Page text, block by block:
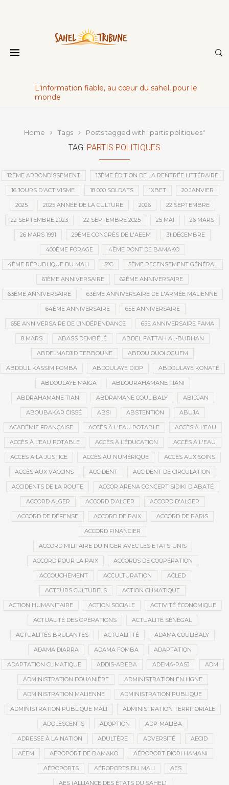
L'information fiable, au cœur du sahel, pour le
monde
Home Tags Posts tagged with "partis politiques"
TAG: PARTIS POLITIQUES
12ÈME ARRONDISSEMENT 13ÈME ÉDITION DE LA RENTRÉE LITTÉRAIRE
16 JOURS D'ACTIVISME 18 000 SOLDATS 1XBET 20 JANVIER
2025 2025 ANNÉE DE LA CULTURE 2026 22 SEPTEMBRE
22 SEPTEMBRE 2023 22 SEPTEMBRE 2025 25 MAI 26 MARS
26 MARS 1991 29ÈME CONGRÈS DE L'AEEM 31 DÉCEMBRE
400ÈME FORAGE 4ÈME PONT DE BAMAKO
4ÈME RÉPUBLIQUE DU MALI 5°C 5ÈME RECENSEMENT GÉNÉRAL
61ÈME ANNIVERSAIRE 62ÈME ANNIVERSAIRE
63ÈME ANNIVERSAIRE 63ÈME ANNIVERSAIRE DE L'ARMÉE MALIENNE
64ÈME ANNIVERSAIRE 65E ANNIVERSAIRE
65E ANNIVERSAIRE DE L’INDÉPENDANCE 65E ANNIVERSAIRE FAMA
8 MARS ABASS DEMBÉLÉ ABDEL FATTAH AL-BURHAN
ABDELMADJID TEBBOUNE ABDOU OUOLOGUEM
ABDOUL KASSIM FOMBA ABDOULAYE DIOP ABDOULAYE KONATÉ
ABDOULAYE MAÏGA ABDOURAHAMANE TIANI
ABDRAHAMANE TIANI ABDRAMANE COULIBALY ABIDJAN
ABOUBAKAR CISSÉ ABSI ABSTENTION ABUJA
ACADÉMIE FRANÇAISE ACCÈS À L'EAU POTABLE ACCÈS À L’EAU
ACCÈS À L’EAU POTABLE ACCÈS À L’ÉDUCATION ACCÈS À L'EAU
ACCÈS À LA JUSTICE ACCÈS AU NUMÉRIQUE ACCÈS AUX SOINS
ACCÈS AUX VACCINS ACCIDENT ACCIDENT DE CIRCULATION
ACCIDENTS DE LA ROUTE ACCOR ARENA CONCERT SIDIKI DIABATÉ
ACCORD ALGER ACCORD D’ALGER ACCORD D'ALGER
ACCORD DE DÉFENSE ACCORD DE PAIX ACCORD DE PARIS
ACCORD FINANCIER
ACCORD MILITAIRE DU NIGER AVEC LES ETATS-UNIS
ACCORD POUR LA PAIX ACCORDS DE COOPÉRATION
ACCOUCHEMENT ACCULTURATION ACLED
ACTEURS CULTURELS ACTION CLIMATIQUE
ACTION HUMANITAIRE ACTION SOCIALE ACTIVITÉ ÉCONOMIQUE
ACTUALITÉ DES OPÉRATIONS ACTUALITÉ SÉNÉGAL
ACTUALITÉS BRULANTES ACTUALITTÉ ADAMA COULIBALY
ADAMA DIARRA ADAMA FOMBA ADAPTATION
ADAPTATION CLIMATIQUE ADDIS-ABEBA ADEMA-PASJ ADM
ADMINISTRATION DOUANIÈRE ADMINISTRATION EN LIGNE
ADMINISTRATION MALIENNE ADMINISTRATION PUBLIQUE
ADMINISTRATION PUBLIQUE MALI ADMINISTRATION TERRITORIALE
ADOLESCENTS ADOPTION ADP-MALIBA
ADRESSE À LA NATION ADULTÈRE ADVERSITÉ AECID
AEEM AÉROPORT DE BAMAKO AÉROPORT DIORI HAMANI
AÉROPORTS AÉROPORTS DU MALI AES
AES (ALLIANCE DES ÉTATS DU SAHEL)